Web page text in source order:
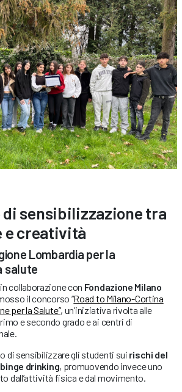
di sensibilizzazione tra
e creatività
Lombardia per la
salute
collaborazione con Fondazione Milano
il concorso “Road to Milano-Cortina
per la Salute”, un’iniziativa rivolta alle
e secondo grado e ai centri di
di sensibilizzare gli studenti sui rischi del
binge drinking, promuovendo invece uno
dall’attività fisica e dal movimento.